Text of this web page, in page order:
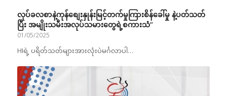
လုပ်ခလစာနဲ့ကုန်စျေးနှုန်းမြင့်တက်မှုကြားစိန်ခေါ်မှု နဲ့ပတ်သတ်
ပြီး အမျိုးသမီးအလုပ်သမားတွေရဲ့စကားသံ”
01/05/2025
HIရဲ့ ပရိတ်သတ်များအားလုံးပဲမင်္ဂလာပါ…